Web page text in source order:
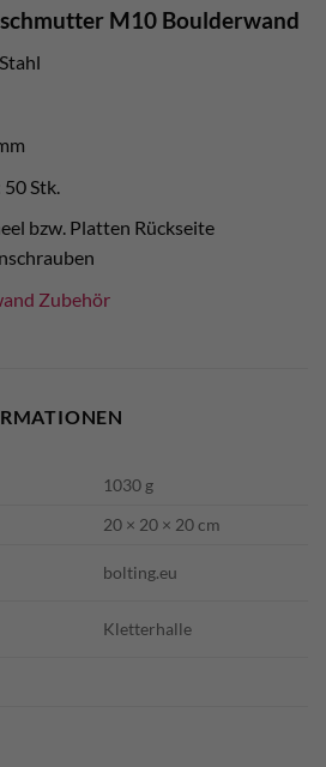
M10 Boulderwand
Stk.
bzw. Platten Rückseite
Zubehör
1030 g
20 × 20 × 20 cm
bolting.eu
Kletterhalle